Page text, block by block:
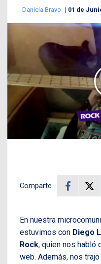
Daniela Bravo 01 de
Comparte
En nuestra
estuvimos con Diego
Rock, quien nos habló
web. Además, nos